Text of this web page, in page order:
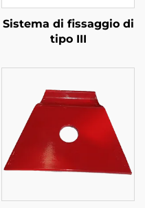
Sistema di fissaggio di
tipo III